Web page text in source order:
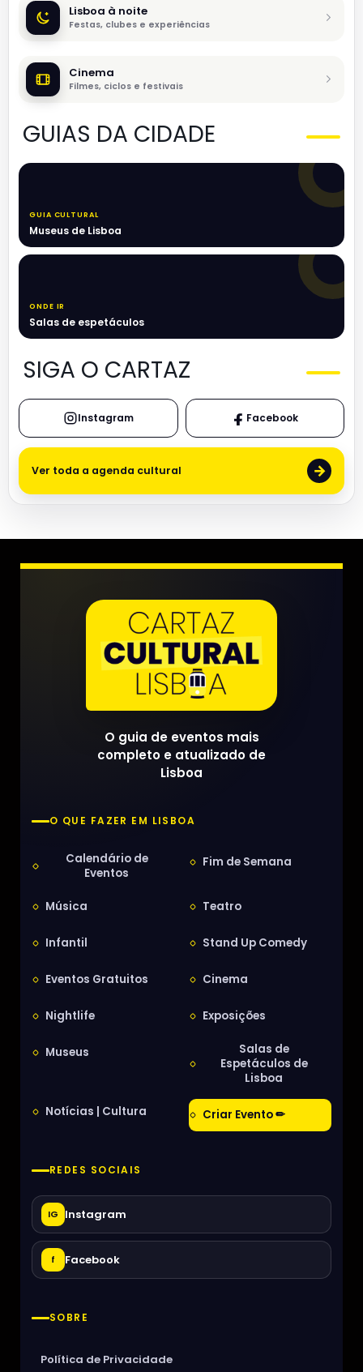
Lisboa à noite
Festas, clubes e experiências
Cinema
Filmes, ciclos e festivais
GUIAS DA CIDADE
GUIA CULTURAL
Museus de Lisboa
ONDE IR
Salas de espetáculos
SIGA O CARTAZ
Instagram Facebook
Ver toda a agenda cultural →
O guia de eventos mais
completo e atualizado de
Lisboa
O QUE FAZER EM LISBOA
Calendário de
Eventos
Fim de Semana
Música Teatro
Infantil Stand Up Comedy
Eventos Gratuitos Cinema
Nightlife Exposições
Museus
Salas de
Espetáculos de
Lisboa
Notícias | Cultura Criar Evento ✏
REDES SOCIAIS
IG Instagram
f Facebook
SOBRE
Política de Privacidade